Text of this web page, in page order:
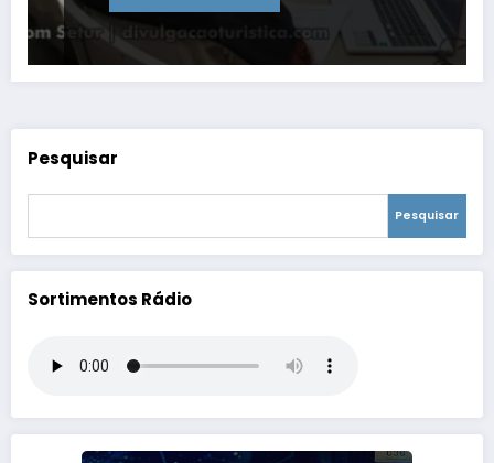
Pesquisar
Pesquisar
Sortimentos Rádio